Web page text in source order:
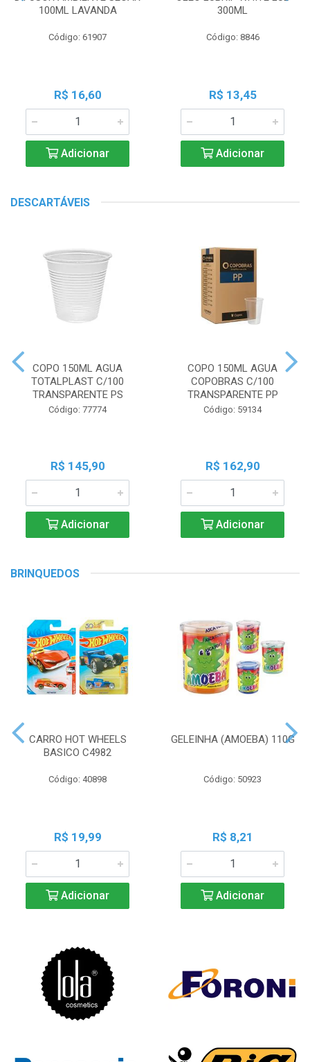
100ML LAVANDA
Código: 61907
R$ 16,60
Adicionar
300ML
Código: 8846
R$ 13,45
Adicionar
DESCARTÁVEIS
COPO 150ML AGUA
TOTALPLAST C/100
TRANSPARENTE PS
Código: 77774
R$ 145,90
Adicionar
COPO 150ML AGUA
COPOBRAS C/100
TRANSPARENTE PP
Código: 59134
R$ 162,90
Adicionar
BRINQUEDOS
CARRO HOT WHEELS
BASICO C4982
Código: 40898
R$ 19,99
Adicionar
GELEINHA (AMOEBA) 110G
Código: 50923
R$ 8,21
Adicionar